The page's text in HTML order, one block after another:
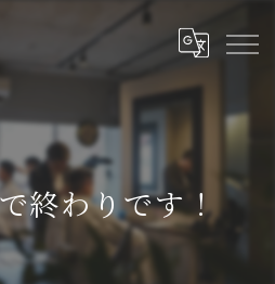
終わりです！